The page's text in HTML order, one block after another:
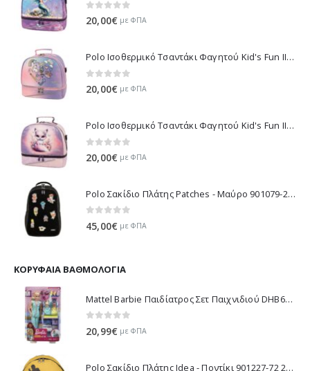
0 out of 5
20,00€ με ΦΠΑ
Polo Ισοθερμικό Τσαντάκι Φαγητού Kid's Fun II - Μωβ 971003-8420 2026
20,00€ με ΦΠΑ
Polo Ισοθερμικό Τσαντάκι Φαγητού Kid's Fun II - Λιλά 971003-8425 2026
20,00€ με ΦΠΑ
Polo Σακίδιο Πλάτης Patches - Μαύρο 901079-2000 2026
45,00€ με ΦΠΑ
ΚΟΡΥΦΑΊΑ ΒΑΘΜΟΛΟΓΊΑ
Mattel Barbie Παιδίατρος Σετ Παιχνιδιού DHB63 / GKH23
20,99€ με ΦΠΑ
Polo Σακίδιο Πλάτης Idea - Ποντίκι 901227-72 2017